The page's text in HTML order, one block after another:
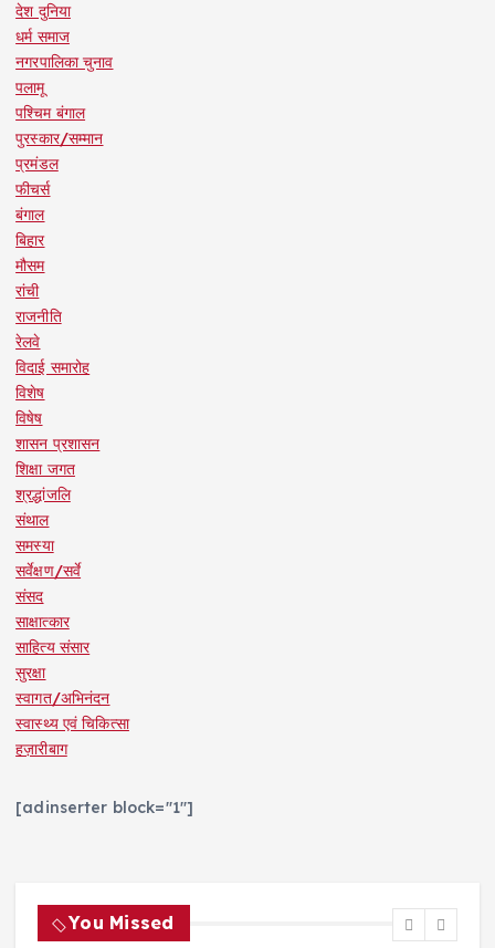
देश दुनिया
धर्म समाज
नगरपालिका चुनाव
पलामू
पश्चिम बंगाल
पुरस्कार/सम्मान
प्रमंडल
फीचर्स
बंगाल
बिहार
मौसम
रांची
राजनीति
रेलवे
विदाई समारोह
विशेष
विषेष
शासन प्रशासन
शिक्षा जगत
श्रद्धांजलि
संथाल
समस्या
सर्वेक्षण/सर्वे
संसद
साक्षात्कार
साहित्य संसार
सुरक्षा
स्वागत/अभिनंदन
स्वास्थ्य एवं चिकित्सा
हज़ारीबाग
[adinserter block="1"]
You Missed